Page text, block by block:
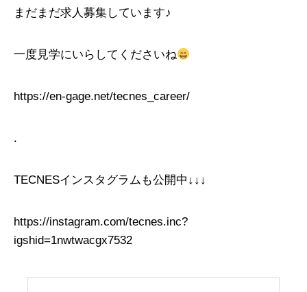
まだまだ求人募集しています♪
一度見学にいらしてくださいね
https://en-gage.net/tecnes_career/
.
TECNESインスタグラムも公開中↓↓↓
https://instagram.com/tecnes.inc?
igshid=1nwtwacgx7532